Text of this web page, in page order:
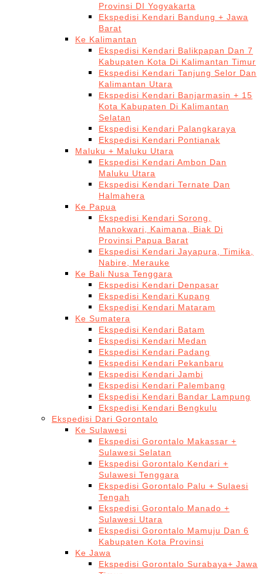
Provinsi DI Yogyakarta
Ekspedisi Kendari Bandung + Jawa
Barat
Ke Kalimantan
Ekspedisi Kendari Balikpapan Dan 7
Kabupaten Kota Di Kalimantan Timur
Ekspedisi Kendari Tanjung Selor Dan
Kalimantan Utara
Ekspedisi Kendari Banjarmasin + 15
Kota Kabupaten Di Kalimantan
Selatan
Ekspedisi Kendari Palangkaraya
Ekspedisi Kendari Pontianak
Maluku + Maluku Utara
Ekspedisi Kendari Ambon Dan
Maluku Utara
Ekspedisi Kendari Ternate Dan
Halmahera
Ke Papua
Ekspedisi Kendari Sorong,
Manokwari, Kaimana, Biak Di
Provinsi Papua Barat
Ekspedisi Kendari Jayapura, Timika,
Nabire, Merauke
Ke Bali Nusa Tenggara
Ekspedisi Kendari Denpasar
Ekspedisi Kendari Kupang
Ekspedisi Kendari Mataram
Ke Sumatera
Ekspedisi Kendari Batam
Ekspedisi Kendari Medan
Ekspedisi Kendari Padang
Ekspedisi Kendari Pekanbaru
Ekspedisi Kendari Jambi
Ekspedisi Kendari Palembang
Ekspedisi Kendari Bandar Lampung
Ekspedisi Kendari Bengkulu
Ekspedisi Dari Gorontalo
Ke Sulawesi
Ekspedisi Gorontalo Makassar +
Sulawesi Selatan
Ekspedisi Gorontalo Kendari +
Sulawesi Tenggara
Ekspedisi Gorontalo Palu + Sulaesi
Tengah
Ekspedisi Gorontalo Manado +
Sulawesi Utara
Ekspedisi Gorontalo Mamuju Dan 6
Kabupaten Kota Provinsi
Ke Jawa
Ekspedisi Gorontalo Surabaya+ Jawa